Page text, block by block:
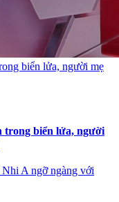
biển lửa, người mẹ
trong biển lửa, người
A ngỡ ngàng với